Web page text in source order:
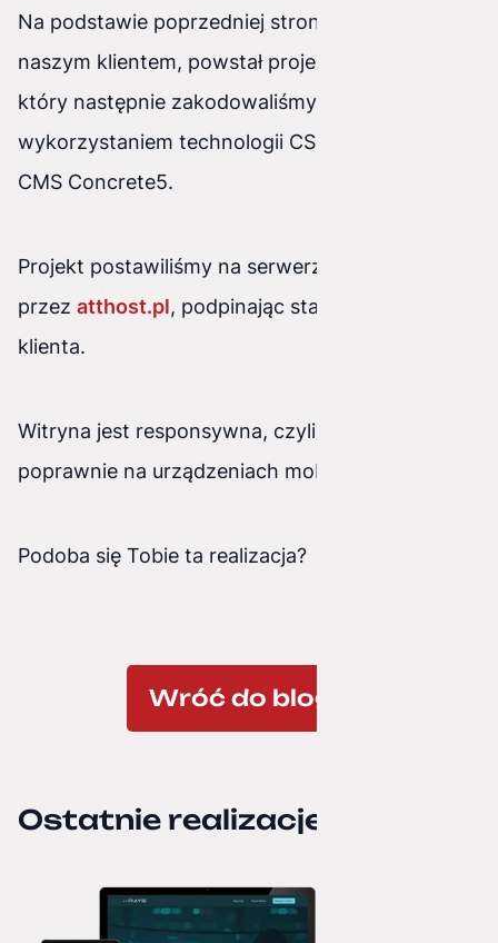
Na podstawie poprzedniej strony i ustaleń z
naszym klientem, powstał projekt graficzny,
który następnie zakodowaliśmy z
wykorzystaniem technologii CSS3, HTML5 oraz
CMS Concrete5.
Projekt postawiliśmy na serwerze napędzanym
przez atthost.pl, podpinając stałą domenę
klienta.
Witryna jest responsywna, czyli działa
poprawnie na urządzeniach mobilnych.
Podoba się Tobie ta realizacja?
Wróć do bloga
Ostatnie realizacje